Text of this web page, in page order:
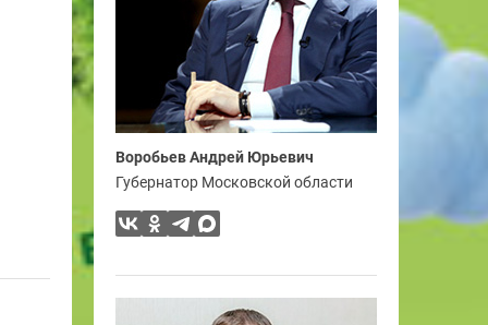
Воробьев Андрей Юрьевич
Губернатор Московской области